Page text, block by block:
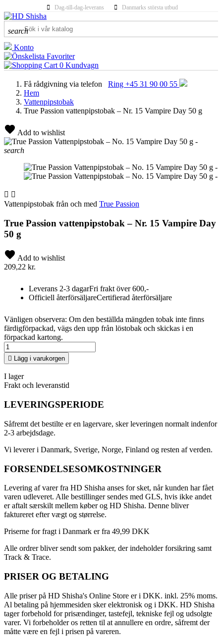
Dag-till-dag-leverans Danmarks största utbud
search
Konto
Favoriter
0 Kundvagn
Få rådgivning via telefon
Ring +45 31 90 00 55
Hem
Vattenpipstobak
True Passion vattenpipstobak – Nr. 15 Vampire Day 50 g
Add to wishlist
search
 
Vattenpipstobak från och med True Passion
True Passion vattenpipstobak – Nr. 15 Vampire Day
50 g
Add to wishlist
209,22 kr.
Leverans 2-3 dagarFri frakt över 600,-
Officiell återförsäljareCertifierad återförsäljare
Vänligen observera: Om den beställda mängden tobak inte finns
färdigförpackad, vägs den upp från löstobak och skickas i en
förpackad kartong.
 Lägg i varukorgen
I lager
Frakt och leveranstid
LEVERINGSPERIODE
Såfremt det bestilte er en lagervare, sker leveringen normalt indenfor
2-3 arbejdsdage.
Vi leverer i Danmark, Sverige, Norge, Finland og resten af verden.
FORSENDELSESOMKOSTNINGER
Levering af varer fra HD Shisha anses for sket, når kunden har fået
varen udleveret. Alle bestillinger sendes med GLS, hvis ikke andet
er aftalt særskilt mellem køber og HD Shisha. Denne bliver
faktureret efter vægt og størrelse.
Priserne for fragt i Danmark er fra 49,99 DKK
Alle ordrer bliver sendt som pakker, der indeholder forsikring samt
Track & Trace.
PRISER OG BETALING
Alle priser på HD Shisha's Online Store er i DKK. inkl. 25% moms.
Al betaling på hjemmesiden sker elektronisk og i DKK. HD Shisha
tager forbehold for prisændinger, tastefejl, tekniske fejl og udsolgte
varer. Vi forbeholder os retten til at annullere en ordre, såfremt der
måtte være en fejl i prisen på vareren.